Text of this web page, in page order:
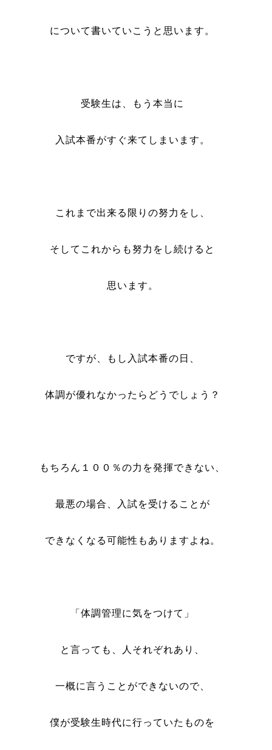
について書いていこうと思います。
受験生は、もう本当に
入試本番がすぐ来てしまいます。
これまで出来る限りの努力をし、
そしてこれからも努力をし続けると
思います。
ですが、もし入試本番の日、
体調が優れなかったらどうでしょう？
もちろん１００％の力を発揮できない、
最悪の場合、入試を受けることが
できなくなる可能性もありますよね。
「体調管理に気をつけて」
と言っても、人それぞれあり、
一概に言うことができないので、
僕が受験生時代に行っていたものを